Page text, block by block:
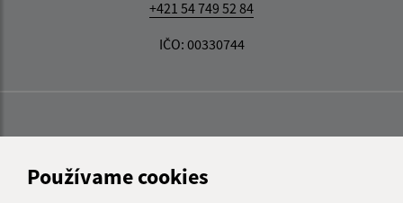
Používame cookies
+421 54 749 52 84
IČO: 00330744